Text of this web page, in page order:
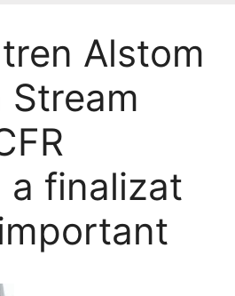
Alstom
Stream
a finalizat